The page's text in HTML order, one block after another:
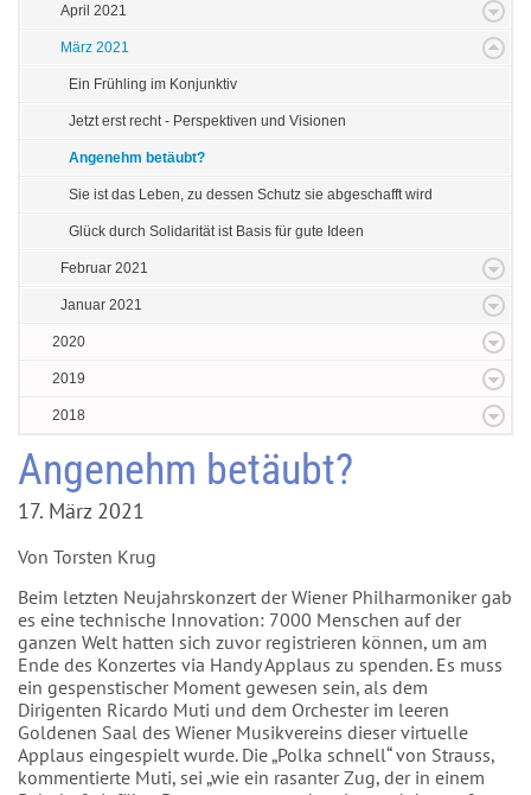
April 2021
März 2021
Ein Frühling im Konjunktiv
Jetzt erst recht - Perspektiven und Visionen
Angenehm betäubt?
Sie ist das Leben, zu dessen Schutz sie abgeschafft wird
Glück durch Solidarität ist Basis für gute Ideen
Februar 2021
Januar 2021
2020
2019
2018
Angenehm betäubt?
17. März 2021
Von Torsten Krug
Beim letzten Neujahrskonzert der Wiener Philharmoniker gab
es eine technische Innovation: 7000 Menschen auf der
ganzen Welt hatten sich zuvor registrieren können, um am
Ende des Konzertes via Handy Applaus zu spenden. Es muss
ein gespenstischer Moment gewesen sein, als dem
Dirigenten Ricardo Muti und dem Orchester im leeren
Goldenen Saal des Wiener Musikvereins dieser virtuelle
Applaus eingespielt wurde. Die „Polka schnell“ von Strauss,
kommentierte Muti, sei „wie ein rasanter Zug, der in einem